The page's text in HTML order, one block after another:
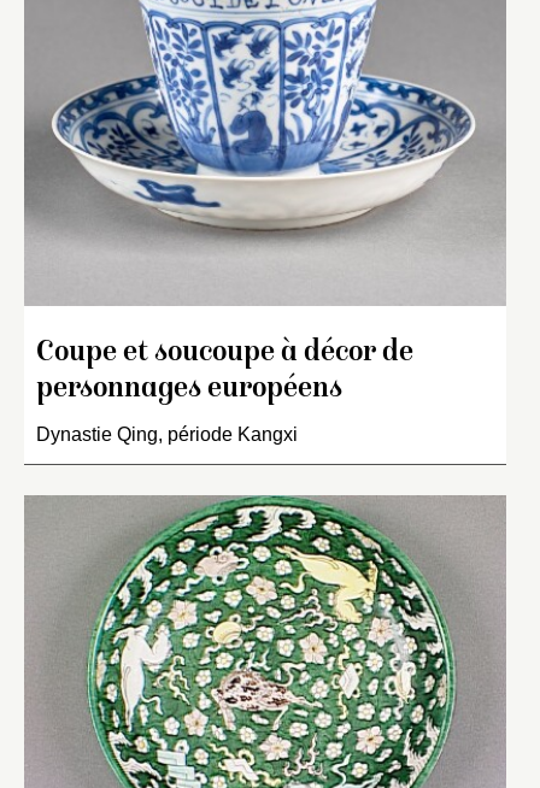
Coupe et soucoupe à décor de
personnages européens
Dynastie Qing, période Kangxi